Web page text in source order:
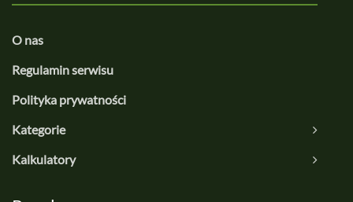
O nas
Regulamin serwisu
Polityka prywatności
Kategorie
Kalkulatory